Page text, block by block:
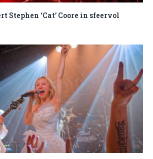
Stephen ‘Cat’ Coore in sfeervol